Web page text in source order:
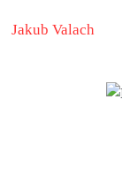
Jakub Valach